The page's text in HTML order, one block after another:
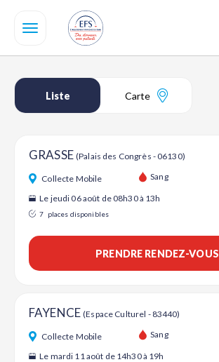
contenu
Liste Carte
GRASSE (Palais des Congrès - 06130)
Collecte Mobile Sang
Le jeudi 06 août de 08h30 à 13h
7 places disponibles
PRENDRE RENDEZ-VOUS
FAYENCE(Espace Culturel - 83440)
Collecte Mobile Sang
Le mardi 11 août de 14h30 à 19h